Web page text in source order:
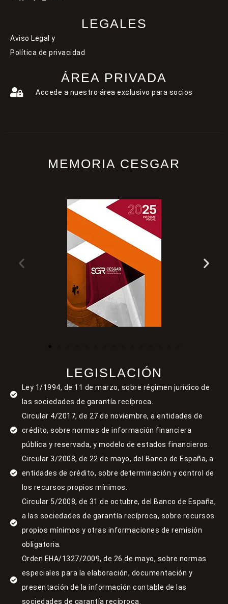
LEGALES
Aviso Legal y
Política de privacidad
ÁREA PRIVADA
Accede a nuestro área exclusivo para socios
MEMORIA CESGAR
LEGISLACIÓN
Ley 1/1994, de 11 de marzo, sobre régimen jurídico de
las sociedades de garantía recíproca.
Circular 4/2017, de 27 de noviembre, a entidades de
crédito, sobre normas de información financiera
pública y reservada, y modelo de estados financieros.
Circular 3/2008, de 22 de mayo, del Banco de España, a
entidades de crédito, sobre determinación y control de
los recursos propios mínimos.
Circular 5/2008, de 31 de octubre, del Banco de España,
a las sociedades de garantía recíproca, sobre recursos
propios mínimos y otras informaciones de remisión
obligatoria.
Orden EHA/1327/2009, de 26 de mayo, sobre normas
especiales para la elaboración, documentación y
presentación de la información contable de las
sociedades de garantía recíproca.